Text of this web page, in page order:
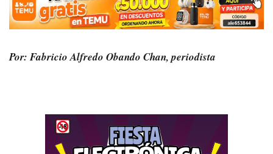
Por: Fabricio Alfredo Obando Chan, periodista